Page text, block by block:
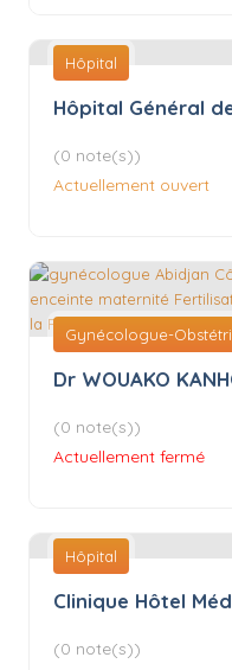
Hôpital
Hôpital Général
(0 note(s))
Actuellement ouvert
Gynécologue-
Dr WOUAKO
(0 note(s))
Actuellement fermé
Hôpital
Clinique Hôtel
(0 note(s))